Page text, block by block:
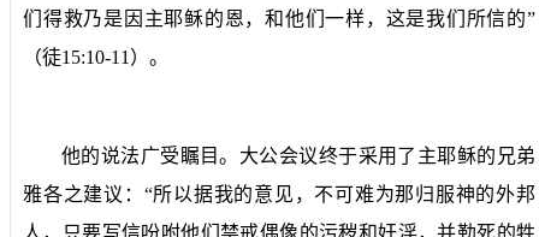
们得救乃是因主耶稣的恩，和他们一样，这是我们所信的”
（徒15:10-11 ）。
他的说法广受瞩目。大公会议终于采用了主耶稣的兄弟
雅各之建议：“所以据我的意见，不可难为那归服神的外邦
人，只要写信吩咐他们禁戒偶像的污秽和奸淫，并勒死的牲